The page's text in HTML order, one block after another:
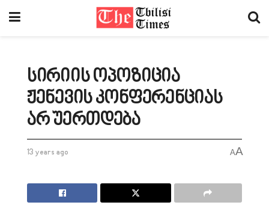
სირიის ოპოზიცია
ჟენევის კონფერენციას
არ უერთდება
13 years ago AA